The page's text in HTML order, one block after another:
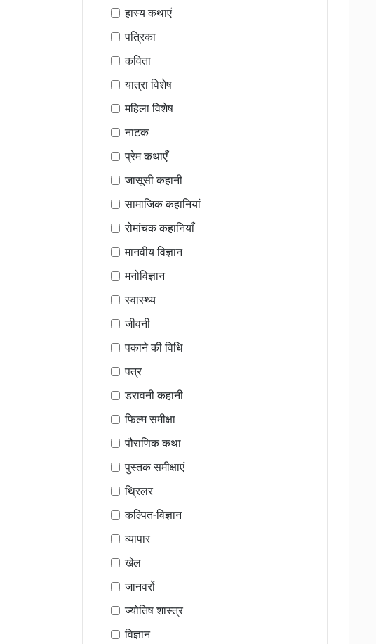
हास्य कथाएं
पत्रिका
कविता
यात्रा विशेष
महिला विशेष
नाटक
प्रेम कथाएँ
जासूसी कहानी
सामाजिक कहानियां
रोमांचक कहानियाँ
मानवीय विज्ञान
मनोविज्ञान
स्वास्थ्य
जीवनी
पकाने की विधि
पत्र
डरावनी कहानी
फिल्म समीक्षा
पौराणिक कथा
पुस्तक समीक्षाएं
थ्रिलर
कल्पित-विज्ञान
व्यापार
खेल
जानवरों
ज्योतिष शास्त्र
विज्ञान